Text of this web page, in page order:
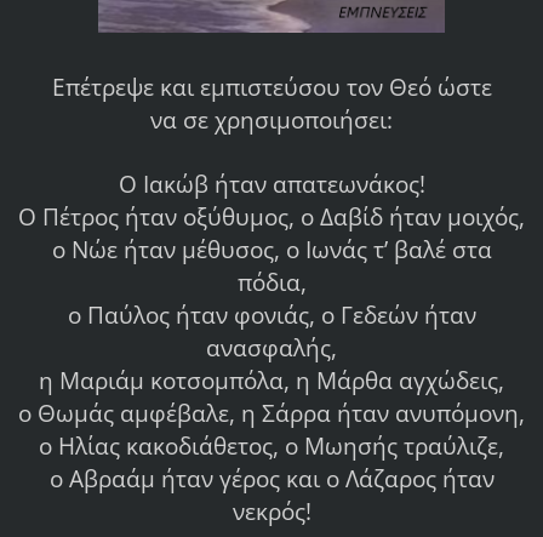
Επέτρεψε και εμπιστεύσου τον Θεό ώστε
να σε χρησιμοποιήσει:
Ο Ιακώβ ήταν απατεωνάκος!
Ο Πέτρος ήταν οξύθυμος, ο Δαβίδ ήταν μοιχός,
ο Νώε ήταν μέθυσος, ο Ιωνάς τ’ βαλέ στα
πόδια,
ο Παύλος ήταν φονιάς, ο Γεδεών ήταν
ανασφαλής,
η Μαριάμ κοτσομπόλα, η Μάρθα αγχώδεις,
ο Θωμάς αμφέβαλε, η Σάρρα ήταν ανυπόμονη,
ο Ηλίας κακοδιάθετος, ο Μωησής τραύλιζε,
ο Αβραάμ ήταν γέρος και ο Λάζαρος ήταν
νεκρός!